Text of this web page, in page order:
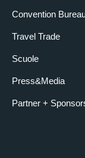
Convention
Travel Trade
Scuole
Press&Media
Partner +